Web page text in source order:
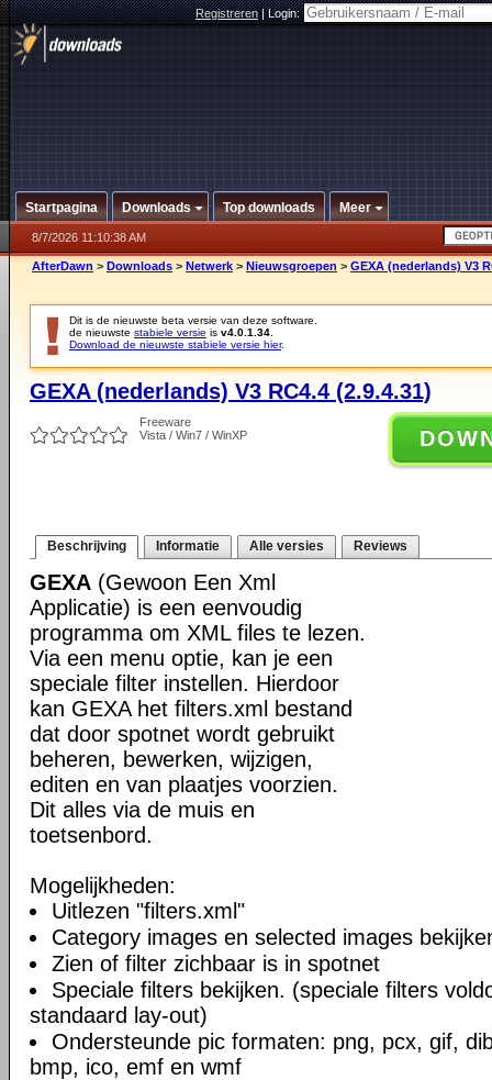
Registreren|Login:
Startpagina Downloads Top downloads Meer
8/7/2026 11:10:38 AM
AfterDawn > Downloads > Netwerk > Nieuwsgroepen > GEXA (nederlands) V3
Dit is de nieuwste beta versie van deze software.
de nieuwste stabiele versie is v4.0.1.34
Download de nieuwste stabiele versie hier.
GEXA (nederlands) V3 RC4.4 (2.9.4.31)
Freeware
Vista / Win7 / WinXP
Beschrijving Informatie Alle versies Reviews
GEXA (Gewoon Een Xml
Applicatie) is een eenvoudig
programma om XML files te lezen.
Via een menu optie, kan je een
speciale filter instellen. Hierdoor
kan GEXA het filters.xml bestand
dat door spotnet wordt gebruikt
beheren, bewerken, wijzigen,
editen en van plaatjes voorzien.
Dit alles via de muis en
toetsenbord.
Mogelijkheden:
Uitlezen "filters.xml"
Category images en selected images
Zien of filter zichbaar is in spotnet
Speciale filters bekijken. (speciale filters
standaard lay-out)
Ondersteunde pic formaten: png, pcx, gif,
bmp, ico, emf en wmf